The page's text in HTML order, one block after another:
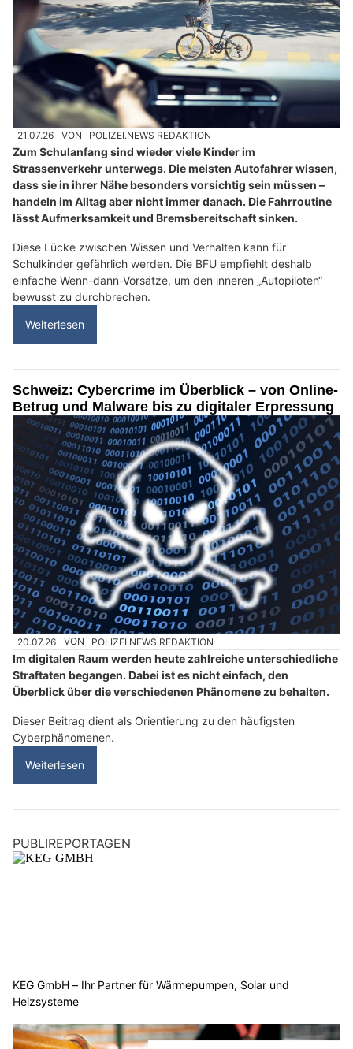
21.07.26 VON POLIZEI.NEWS REDAKTION
Zum Schulanfang sind wieder viele Kinder im
Strassenverkehr unterwegs. Die meisten Autofahrer wissen,
dass sie in ihrer Nähe besonders vorsichtig sein müssen –
handeln im Alltag aber nicht immer danach. Die Fahrroutine
lässt Aufmerksamkeit und Bremsbereitschaft sinken.
Diese Lücke zwischen Wissen und Verhalten kann für
Schulkinder gefährlich werden. Die BFU empfiehlt deshalb
einfache Wenn-dann-Vorsätze, um den inneren „Autopiloten“
bewusst zu durchbrechen.
Weiterlesen
Schweiz: Cybercrime im Überblick – von Online-
Betrug und Malware bis zu digitaler Erpressung
20.07.26 VON POLIZEI.NEWS REDAKTION
Im digitalen Raum werden heute zahlreiche unterschiedliche
Straftaten begangen. Dabei ist es nicht einfach, den
Überblick über die verschiedenen Phänomene zu behalten.
Dieser Beitrag dient als Orientierung zu den häufigsten
Cyberphänomenen.
Weiterlesen
PUBLIREPORTAGEN
KEG GmbH – Ihr Partner für Wärmepumpen, Solar und
Heizsysteme